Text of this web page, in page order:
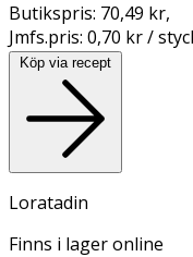
Butikspris: 70,49 kr,
Jmfs.pris: 0,70 kr /
Köp via recept
Loratadin
Finns i lager online